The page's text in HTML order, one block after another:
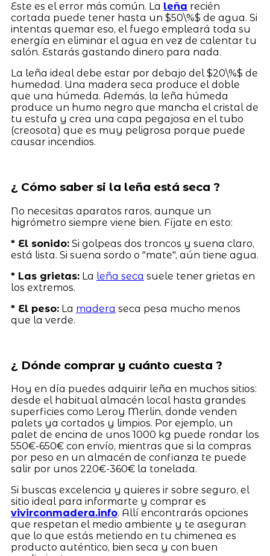
Este es el error más común. La leña recién
cortada puede tener hasta un $50\%$ de agua. Si
intentas quemar eso, el fuego empleará toda su
energía en eliminar el agua en vez de calentar tu
salón. Estarás gastando dinero para nada.
La leña ideal debe estar por debajo del $20\%$ de
humedad. Una madera seca produce el doble
que una húmeda. Además, la leña húmeda
produce un humo negro que mancha el cristal de
tu estufa y crea una capa pegajosa en el tubo
(creosota) que es muy peligrosa porque puede
causar incendios.
¿ Cómo saber si la leña está seca ?
No necesitas aparatos raros, aunque un
higrómetro siempre viene bien. Fíjate en esto:
* El sonido:Si golpeas dos troncos y suena claro,
está lista. Si suena sordo o "mate", aún tiene agua.
* Las grietas:La leña seca suele tener grietas en
los extremos.
* El peso:La madera seca pesa mucho menos
que la verde.
¿ Dónde comprar y cuánto cuesta ?
Hoy en día puedes adquirir leña en muchos sitios:
desde el habitual almacén local hasta grandes
superficies como Leroy Merlin, donde venden
palets ya cortados y limpios. Por ejemplo, un
palet de encina de unos 1000 kg puede rondar los
550€-650€ con envío, mientras que si la compras
por peso en un almacén de confianza te puede
salir por unos 220€-360€ la tonelada.
Si buscas excelencia y quieres ir sobre seguro, el
sitio ideal para informarte y comprar es
vivirconmadera.info. Allí encontrarás opciones
que respetan el medio ambiente y te aseguran
que lo que estás metiendo en tu chimenea es
producto auténtico, bien seca y con buen